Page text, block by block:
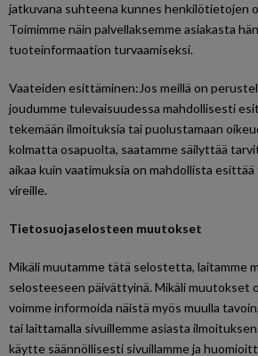
jatkuvana suhteena kunnes henkilötietojen
Toimimme näin palvellaksemme asiakasta
tuoteinformaation turvaamiseksi.
Vaateiden esittäminen:Jos meillä on
joudumme tulevaisuudessa mahdollisesti
tekemään ilmoituksia tai puolustamaan
kolmatta osapuolta, saatamme säilyttää
aikaa kuin vaatimuksia on mahdollista
vireille.
Tietosuojaselosteen muutokset
Mikäli muutamme tätä selostetta, laitamme
selosteeseen päivättyinä. Mikäli muutokset
voimme informoida näistä myös muulla
tai laittamalla sivuillemme asiasta
käytte säännöllisesti sivuillamme ja